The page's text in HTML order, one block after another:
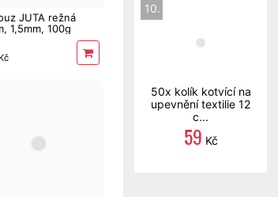
JUTA režná
1,5mm, 100g
Kč
10.
50x kolík kotvící na
upevnění textilie 12
c...
59 Kč